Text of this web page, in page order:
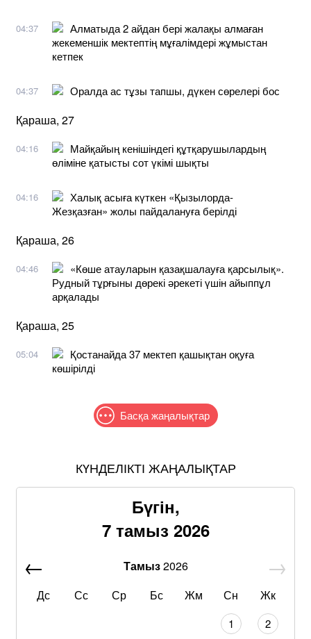
04:37
Алматыда 2 айдан бері жалақы алмаған
жекеменшік мектептің мұғалімдері жұмыстан
кетпек
04:37 Оралда ас тұзы тапшы, дүкен сөрелері бос
Қараша, 27
04:16
Майқайың кенішіндегі құтқарушылардың
өліміне қатысты сот үкімі шықты
04:16
Халық асыға күткен «Қызылорда-
Жезқазған» жолы пайдалануға берілді
Қараша, 26
04:46
«Көше атауларын қазақшалауға қарсылық».
Рудный тұрғыны дөрекі әрекеті үшін айыппұл
арқалады
Қараша, 25
05:04
Қостанайда 37 мектеп қашықтан оқуға
көшірілді
Басқа жаңалықтар
КҮНДЕЛІКТІ ЖАҢАЛЫҚТАР
Бүгін,
7 тамыз 2026
Тамыз2026
Дс
Сс Ср Бс Жм Сн Жк
1
2